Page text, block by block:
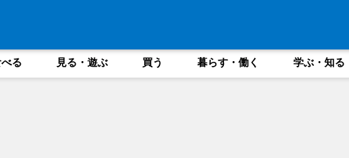
る 見る・遊ぶ 買う 暮らす・働く 学ぶ・知る